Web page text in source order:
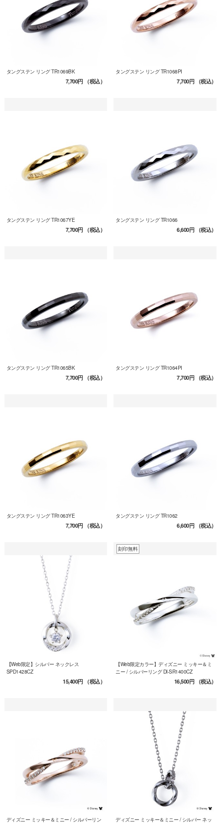
タングステン リング TR1069BK
7,700円（税込）
タングステン リング TR1068PI
7,700円（税込）
タングステン リング TR1067YE
7,700円（税込）
タングステン リング TR1066
6,600円（税込）
タングステン リング TR1065BK
7,700円（税込）
タングステン リング TR1064PI
7,700円（税込）
タングステン リング TR1063YE
7,700円（税込）
タングステン リング TR1062
6,600円（税込）
【Web限定】シルバー ネックレス
SPD1428CZ
15,400円（税込）
刻印無料
【Web限定カラー】ディズニー ミッキー＆ミ
ニー / シルバーリング DI-SR1400CZ
16,500円（税込）
ディズニー ミッキー＆ミニー / シルバーリン
ディズニー ミッキー＆ミニー / シルバー ネッ